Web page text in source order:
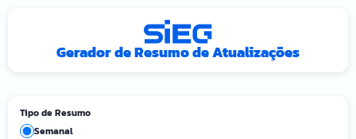
Gerador de Resumo de Atualizações
Tipo de Resumo
Semanal